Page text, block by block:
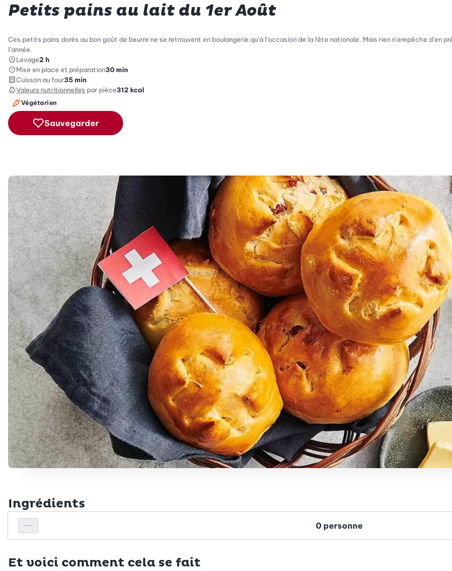
Petits pains au lait du 1er Août
Ces petits pains dorés au bon goût de beurre ne se retrouvent en boulangerie qu’à l’occasion de la fête nationale. Mais rien n’empêche
l’année.
Levage2 h
Mise en place et préparation30 min
Cuisson au four35 min
Valeurs nutritionnelles par pièce312 kcal
Végétarien
Sauvegarder
Ingrédients
Réduire le nombre de personnes
Personnes
Et voici comment cela se fait